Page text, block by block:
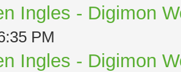
Ingles - Digimon
PM
Ingles - Digimon